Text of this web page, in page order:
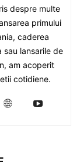
despre multe
primului
caderea
sau lansarile de
am acoperit
cotidiene.